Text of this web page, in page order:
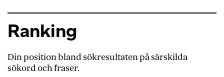
Ranking
Din position bland sökresultaten på särskilda
sökord och fraser.